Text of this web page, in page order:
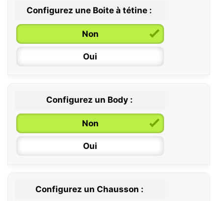
Configurez une Boite à tétine :
Non
Oui
Configurez un Body :
Non
Oui
0 / 6 mois
Configurez un Chausson :